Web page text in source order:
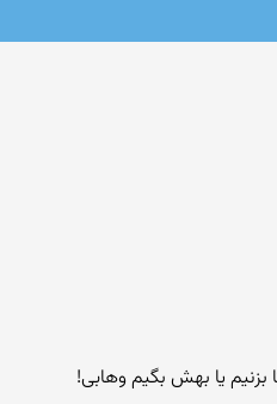
یا بهش بگیم وهابی!